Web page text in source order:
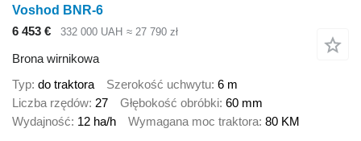
Voshod BNR-6
6 453 €
332 000 UAH ≈ 27 790 zł
Brona wirnikowa
Typ do traktora Szerokość uchwytu 6 m
Liczba rzędów 27 Głębokość obróbki 60 mm
Wydajność 12 ha/h Wymagana moc traktora 80 KM